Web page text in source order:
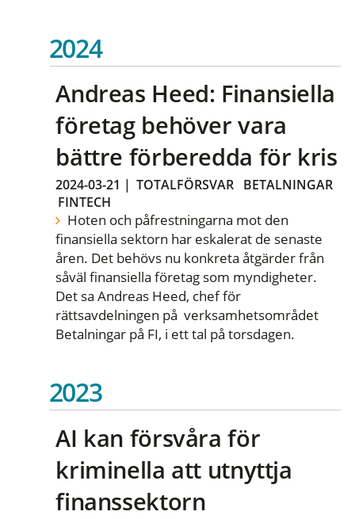
2024
Andreas Heed: Finansiella
företag behöver vara
bättre förberedda för kris
2024-03-21 | TOTALFÖRSVAR BETALNINGAR
FINTECH
Hoten och påfrestningarna mot den
finansiella sektorn har eskalerat de senaste
åren. Det behövs nu konkreta åtgärder från
såväl finansiella företag som myndigheter.
Det sa Andreas Heed, chef för
rättsavdelningen på verksamhetsområdet
Betalningar på FI, i ett tal på torsdagen.
2023
AI kan försvåra för
kriminella att utnyttja
finanssektorn